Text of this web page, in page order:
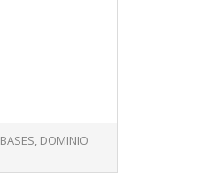
BASES, DOMINIO